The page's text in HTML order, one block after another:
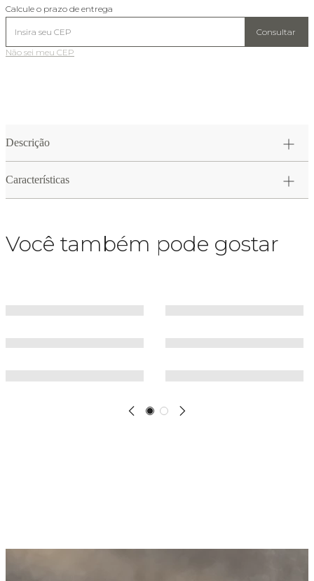
Calcule o prazo de entrega
Consultar
Não sei meu CEP
Descrição
Características
Você também pode gostar